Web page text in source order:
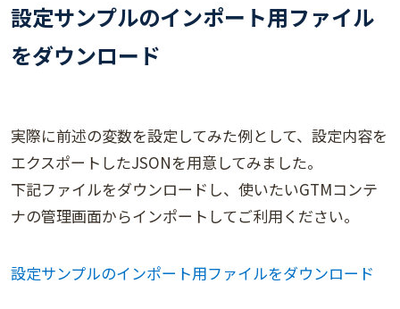
設定サンプルのインポート用ファイル
をダウンロード
実際に前述の変数を設定してみた例として、設定内容を
エクスポートしたJSONを用意してみました。
下記ファイルをダウンロードし、使いたいGTMコンテ
ナの管理画面からインポートしてご利用ください。
設定サンプルのインポート用ファイルをダウンロード